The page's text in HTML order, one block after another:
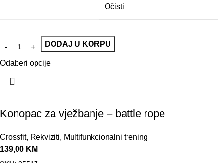
Očisti
DODAJ U KORPU
Odaberi opcije
Konopac za vježbanje – battle rope
Crossfit, Rekviziti, Multifunkcionalni trening
139,00 KM